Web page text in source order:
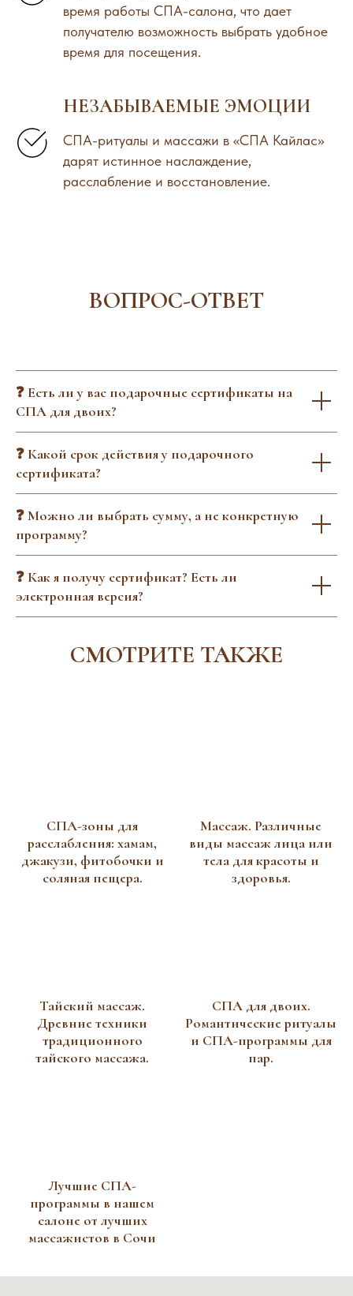
время работы СПА-салона, что дает
получателю возможность выбрать удобное
время для посещения.
НЕЗАБЫВАЕМЫЕ ЭМОЦИИ
СПА-ритуалы и массажи в «СПА Кайлас»
дарят истинное наслаждение,
расслабление и восстановление.
ВОПРОС-ОТВЕТ
❓ Есть ли у вас подарочные сертификаты на
СПА для двоих?
❓ Какой срок действия у подарочного
сертификата?
❓ Можно ли выбрать сумму, а не конкретную
программу?
❓ Как я получу сертификат? Есть ли
электронная версия?
СМОТРИТЕ ТАКЖЕ
СПА-зоны для
расслабления: хамам,
джакузи, фитобочки и
соляная пещера.
Массаж. Различные
виды массаж лица или
тела для красоты и
здоровья.
Тайский массаж.
Древние техники
традиционного
тайского массажа.
СПА для двоих.
Романтические ритуалы
и СПА-программы для
пар.
Лучшие СПА-
программы в нашем
салоне от лучших
массажистов в Сочи